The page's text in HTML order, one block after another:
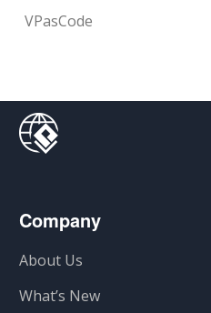
VPasCode
Company
About Us
What’s New